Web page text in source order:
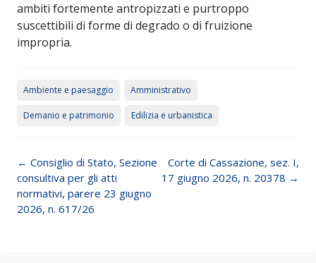
ambiti fortemente antropizzati e purtroppo
suscettibili di forme di degrado o di fruizione
impropria.
Ambiente e paesaggio Amministrativo
Demanio e patrimonio Edilizia e urbanistica
Post navigation
← Consiglio di Stato, Sezione
consultiva per gli atti
normativi, parere 23 giugno
2026, n. 617/26
Corte di Cassazione, sez. I,
17 giugno 2026, n. 20378 →